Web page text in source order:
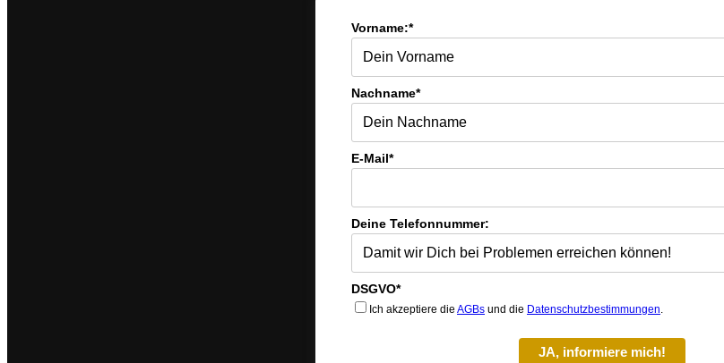
Vorname:*
Nachname*
E-Mail*
Deine Telefonnummer:
DSGVO*
Ich akzeptiere die AGBs und die Datenschutzbestimmungen.
JA, informiere mich!